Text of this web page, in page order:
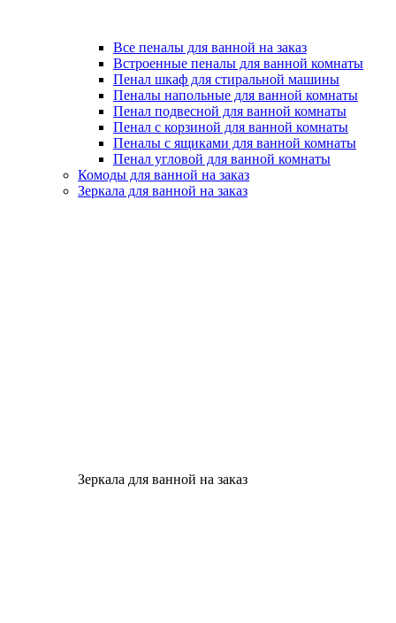
Все пеналы для ванной на заказ
Встроенные пеналы для ванной комнаты
Пенал шкаф для стиральной машины
Пеналы напольные для ванной комнаты
Пенал подвесной для ванной комнаты
Пенал с корзиной для ванной комнаты
Пеналы с ящиками для ванной комнаты
Пенал угловой для ванной комнаты
Комоды для ванной на заказ
Зеркала для ванной на заказ
Зеркала для ванной на заказ